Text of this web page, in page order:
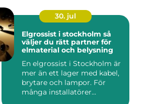
30. jul
Elgrossist i stockholm så
väljer du rätt partner för
elmaterial och belysning
En elgrossist i Stockholm är
mer än ett lager med kabel,
brytare och lampor. För
många installatörer...